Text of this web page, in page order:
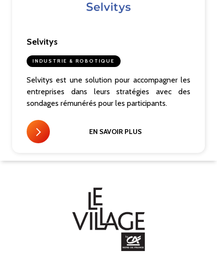
Selvitys
INDUSTRIE & ROBOTIQUE
Selvitys est une solution pour accompagner les
entreprises dans leurs stratégies avec des
sondages rémunérés pour les participants.
EN SAVOIR PLUS